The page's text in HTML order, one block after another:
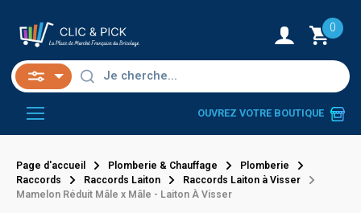
0
OUVREZ VOTRE BOUTIQUE
Page d'accueil Plomberie & Chauffage
Plomberie
Raccords
Raccords Laiton
Raccords Laiton à Visser
Mamelon Réduit Mâle x Mâle - Laiton À Visser